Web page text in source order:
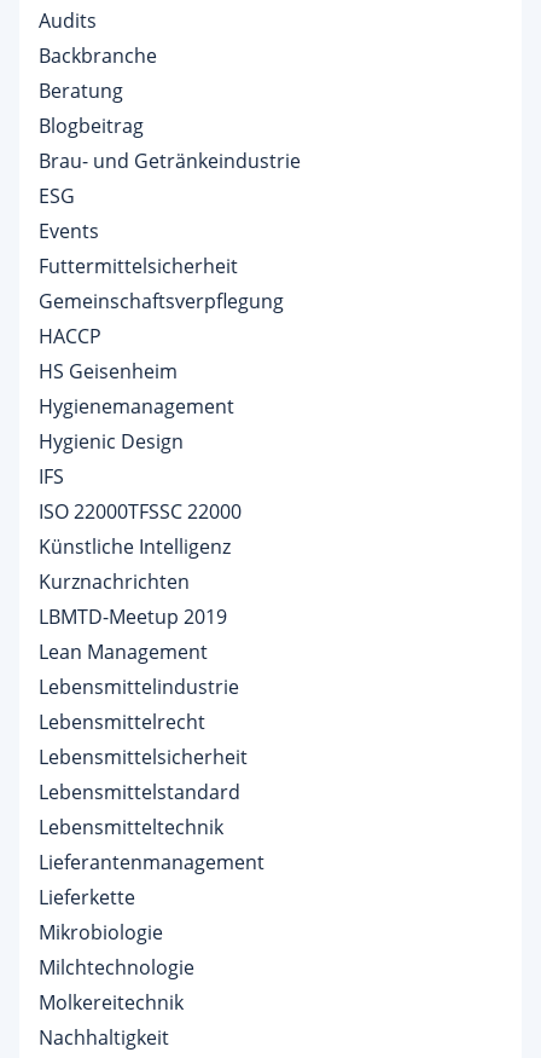
Audits
Backbranche
Beratung
Blogbeitrag
Brau- und Getränkeindustrie
ESG
Events
Futtermittelsicherheit
Gemeinschaftsverpflegung
HACCP
HS Geisenheim
Hygienemanagement
Hygienic Design
IFS
ISO 22000TFSSC 22000
Künstliche Intelligenz
Kurznachrichten
LBMTD-Meetup 2019
Lean Management
Lebensmittelindustrie
Lebensmittelrecht
Lebensmittelsicherheit
Lebensmittelstandard
Lebensmitteltechnik
Lieferantenmanagement
Lieferkette
Mikrobiologie
Milchtechnologie
Molkereitechnik
Nachhaltigkeit